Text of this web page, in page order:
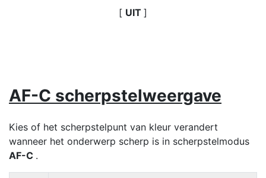
[ UIT ]
AF-C scherpstelweergave
Kies of het scherpstelpunt van kleur verandert
wanneer het onderwerp scherp is in scherpstelmodus
AF-C .